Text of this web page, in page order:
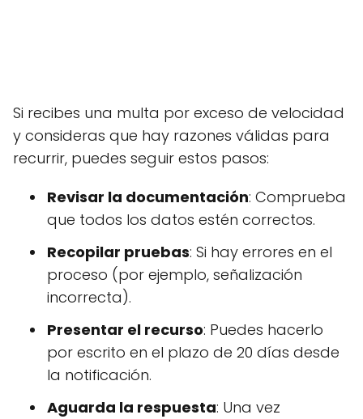
Si recibes una multa por exceso de velocidad
y consideras que hay razones válidas para
recurrir, puedes seguir estos pasos:
Revisar la documentación: Comprueba
que todos los datos estén correctos.
Recopilar pruebas: Si hay errores en el
proceso (por ejemplo, señalización
incorrecta).
Presentar el recurso: Puedes hacerlo
por escrito en el plazo de 20 días desde
la notificación.
Aguarda la respuesta: Una vez